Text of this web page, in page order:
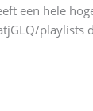
een hele
playlists